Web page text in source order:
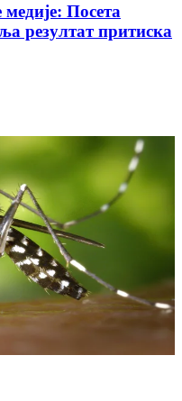
Посета
резултат притиска